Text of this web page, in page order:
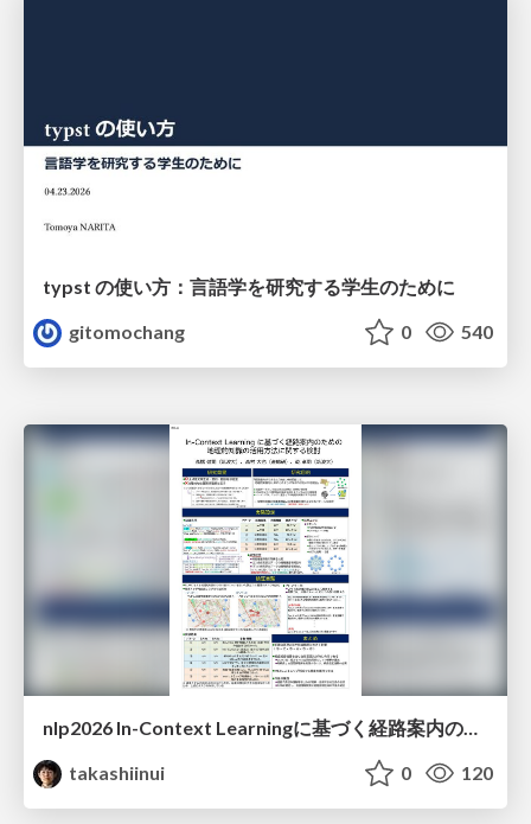
typst の使い方：言語学を研究する学生のために
gitomochang
0 540
nlp2026 In-Context Learningに基づく経路案内のための地理的知識の活用方法に関する検討
takashiinui
0 120